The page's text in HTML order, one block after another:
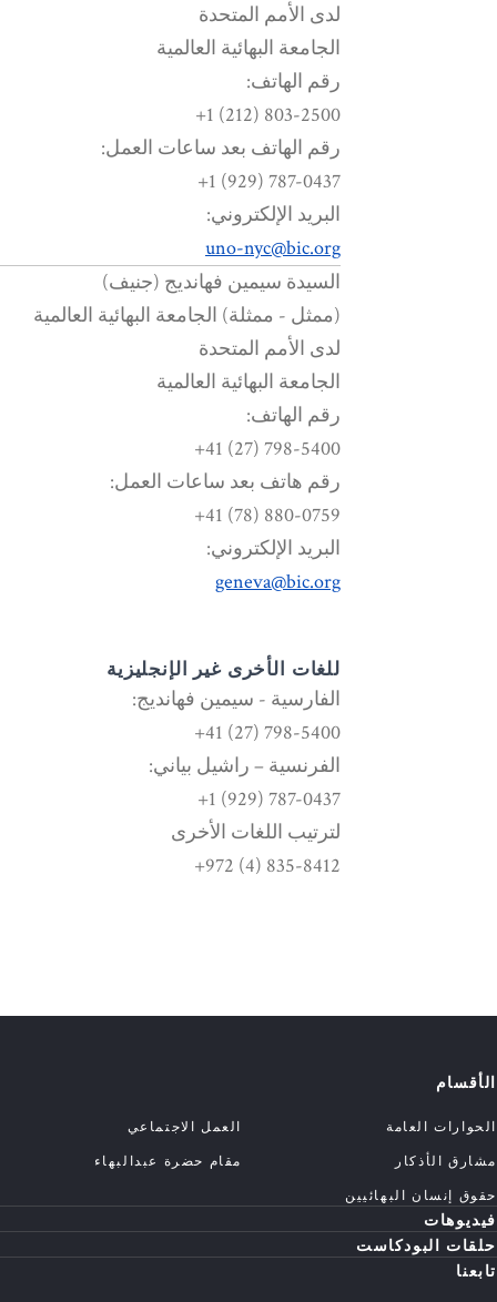
لدى الأمم المتحدة
الجامعة البهائية العالمية
رقم الهاتف:
803-2500 (212) 1+
رقم الهاتف بعد ساعات العمل:
787-0437 (929) 1+
البريد الإلكتروني:
uno-nyc@bic.org
السيدة سيمين فهانديج (جنيف)
(ممثل - ممثلة) الجامعة البهائية العالمية
لدى الأمم المتحدة
الجامعة البهائية العالمية
رقم الهاتف:
798-5400 (27) 41+
رقم هاتف بعد ساعات العمل:
880-0759 (78) 41+
البريد الإلكتروني:
geneva@bic.org
للغات الأخرى غير الإنجليزية
الفارسية - سيمين فهانديج:
798-5400 (27) 41+
الفرنسية – راشيل بياني:
787-0437 (929) 1+
لترتيب اللغات الأخرى
835-8412 (4) 972+
الأقسام
الحوارات العامة
العمل الاجتماعي
مشارق الأذكار
مقام حضرة عبدالبهاء
حقوق إنسان البهائيين
فيديوهات
حلقات البودكاست
تابعنا